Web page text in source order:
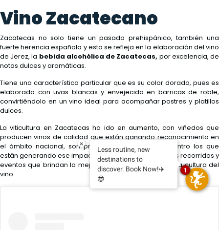
Vino Zacatecano
Zacatecas no solo tiene un pasado prehispánico, también una
fuerte herencia española y esto se refleja en la elaboración del vino
de Jerez, la bebida alcohólica de Zacatecas, por excelencia, de
notas dulces y aromáticas.
Tiene una característica particular que es su color dorado, pues es
elaborada con uvas blancas y envejecida en barricas de roble,
convirtiéndolo en un vino ideal para acompañar postres y platillos
dulces.
La viticultura en Zacatecas ha ido en aumento, con viñedos que
producen vinos de calidad que están ganando reconocimiento en
el ámbito nacional, son proyectos como Tierra Adentro los que
están generando ese impacto, por su producto, por sus recorridos y
eventos que brindan la mejor presentación y realzan la cultura del
vino.
×
Less routine, new
destinations to
discover. Book Now!✈️
😎
1